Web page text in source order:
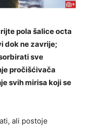
pola šalice octa
dok ne zavrije;
sve
pročišćivača
svih mirisa koji se
ali postoje